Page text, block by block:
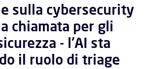
sulla cybersecurity
chiamata per gli
- l'AI sta
il ruolo di triage